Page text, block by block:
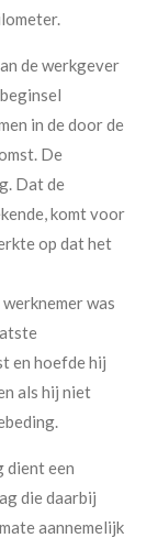
de werkgever
in de door de
De
Dat de
komt voor
op dat het
was
en hoefde hij
als hij niet
dient een
die daarbij
aannemelijk